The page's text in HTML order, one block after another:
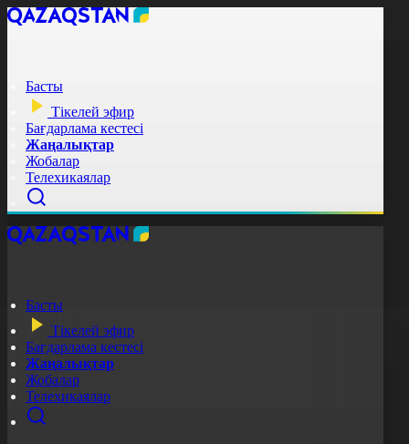
Басты
Тікелей эфир
Бағдарлама кестесі
Жаңалықтар
Жобалар
Телехикаялар
Басты
Тікелей эфир
Бағдарлама кестесі
Жаңалықтар
Жобалар
Телехикаялар